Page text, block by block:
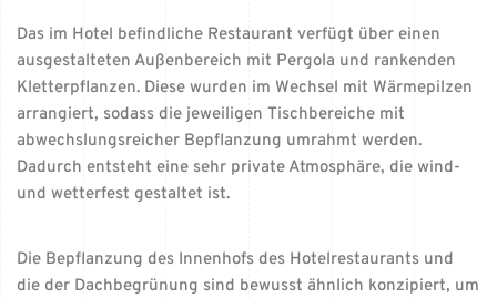
Das im Hotel befindliche Restaurant verfügt über einen
ausgestalteten Außenbereich mit Pergola und rankenden
Kletterpflanzen. Diese wurden im Wechsel mit Wärmepilzen
arrangiert, sodass die jeweiligen Tischbereiche mit
abwechslungsreicher Bepflanzung umrahmt werden.
Dadurch entsteht eine sehr private Atmosphäre, die wind-
und wetterfest gestaltet ist.
Die Bepflanzung des Innenhofs des Hotelrestaurants und
die der Dachbegrünung sind bewusst ähnlich konzipiert, um